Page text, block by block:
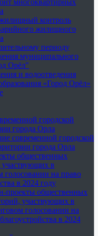
многоквартирных
контроль
жилищного
периоду
муниципального
Орёл"
и водоотведения
«Город Орёл»
городской
города Орла
современной городской
города Орла
общественных
участвующих в
голосовании на право
в 2024 году
проекты общественных
участвующих в
голосовании на
в 2024